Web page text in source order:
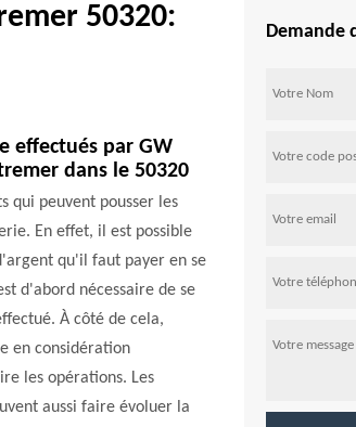
50320:
effectués par GW
dans le 50320
qui peuvent pousser les
En effet, il est possible
qu'il faut payer en se
d'abord nécessaire de se
À côté de cela,
en considération
les opérations. Les
aussi faire évoluer la
Demande